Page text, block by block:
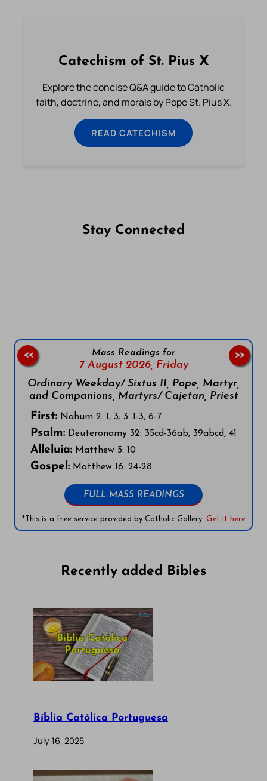
Catechism of St. Pius X
Explore the concise Q&A guide to Catholic
faith, doctrine, and morals by Pope St. Pius X.
READ CATECHISM
Stay Connected
Mass Readings for
7 August 2026, Friday
Ordinary Weekday/ Sixtus II, Pope, Martyr,
and Companions, Martyrs/ Cajetan, Priest
First: Nahum 2: 1, 3; 3: 1-3, 6-7
Psalm: Deuteronomy 32: 35cd-36ab, 39abcd, 41
Alleluia: Matthew 5: 10
Gospel: Matthew 16: 24-28
FULL MASS READINGS
*This is a free service provided by Catholic Gallery. Get it here
<< >>
Recently added Bibles
Bíblia Católica Portuguesa
July 16, 2025